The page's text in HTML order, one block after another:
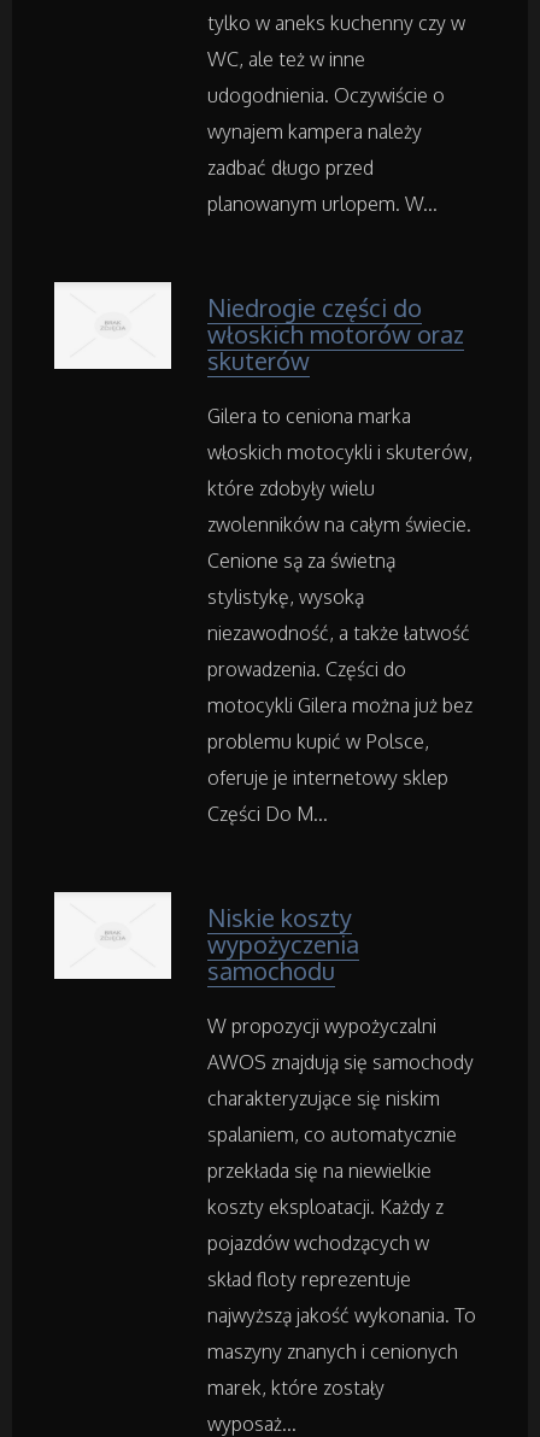
Wynajem
Usługi Motoryzacyjne
Salony, Komisy
Agencje Reklamowe
Materiały Reklamowe
Inne Agencje
Rekreacja
Imprezy Integracyjne
Hobby
Zajęcia Sportowe i Rekreacyjne
Serwis
Restauracje, Catering
Adwokaci, Porady Prawne
Weterynaryjne, Hodowla Zwierząt
Sprzątanie, Porządkowanie
Opieka
Inne Usługi
tylko w aneks kuchenny czy w
WC, ale też w inne
udogodnienia. Oczywiście o
wynajem kampera należy
zadbać długo przed
planowanym urlopem. W...
Niedrogie części do
włoskich motorów oraz
skuterów
Gilera to ceniona marka
włoskich motocykli i skuterów,
które zdobyły wielu
zwolenników na całym świecie.
Cenione są za świetną
stylistykę, wysoką
niezawodność, a także łatwość
prowadzenia. Części do
motocykli Gilera można już bez
problemu kupić w Polsce,
oferuje je internetowy sklep
Części Do M...
Niskie koszty
wypożyczenia
samochodu
W propozycji wypożyczalni
AWOS znajdują się samochody
charakteryzujące się niskim
spalaniem, co automatycznie
przekłada się na niewielkie
koszty eksploatacji. Każdy z
pojazdów wchodzących w
skład floty reprezentuje
najwyższą jakość wykonania. To
maszyny znanych i cenionych
marek, które zostały
wyposaż...